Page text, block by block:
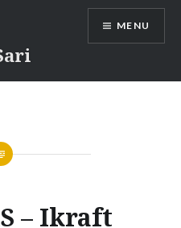
MENU
– Ikraft